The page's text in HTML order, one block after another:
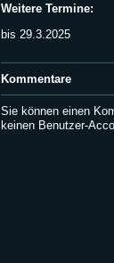
Weitere Termine:
bis 29.3.2025
Kommentare
Sie können einen
keinen Benutzer-